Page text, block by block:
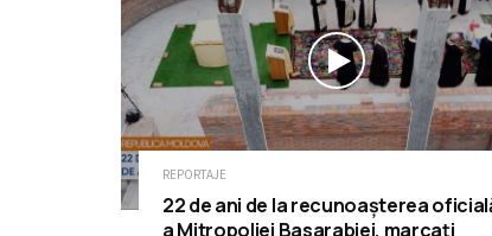
REPORTAJE
22 de ani de la recunoașterea
a Mitropoliei Basarabiei, marcați